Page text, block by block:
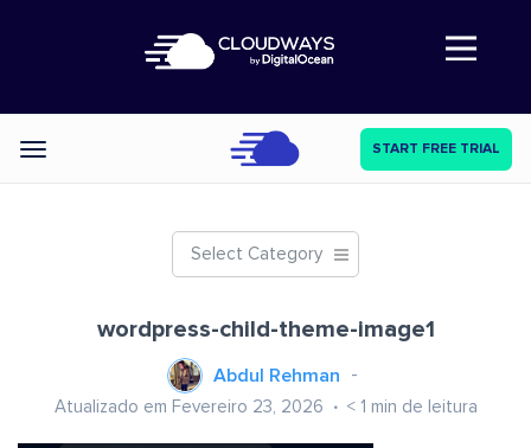
Abre a navegação
Categories START FREE TRIAL
Select Category
wordpress-child-theme-image1
Abdul Rehman
Atualizado em Fevereiro 23, 2026 < 1 min de leitura